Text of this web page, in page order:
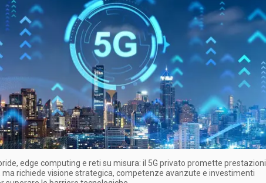
edge computing e reti su misura: il 5G privato promette prestazioni
ma richiede visione strategica, competenze avanzute e investimenti